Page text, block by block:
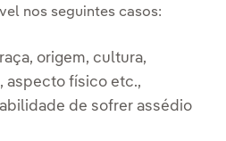
nos seguintes casos:
origem, cultura,
aspecto físico etc.,
de sofrer assédio